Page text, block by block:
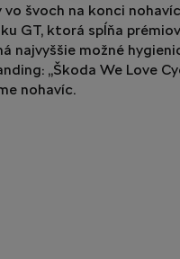
vo švoch na konci
GT, ktorá spĺňa
najvyššie možné
„Škoda We Love
nohavíc.